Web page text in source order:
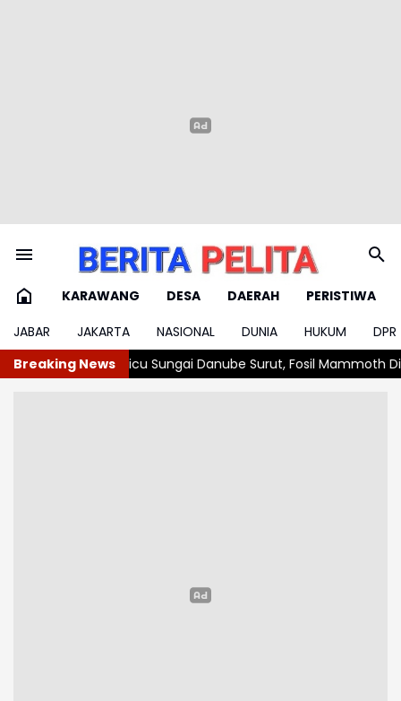
KARAWANG DESA DAERAH
PERISTIWA
JABAR
JAKARTA NASIONAL DUNIA HUKUM
DPR
Breaking News
Danube Surut, Fosil Mammoth Ditemukan Bergotong